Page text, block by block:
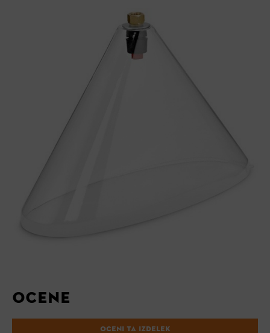
OCENE
OCENI TA IZDELEK